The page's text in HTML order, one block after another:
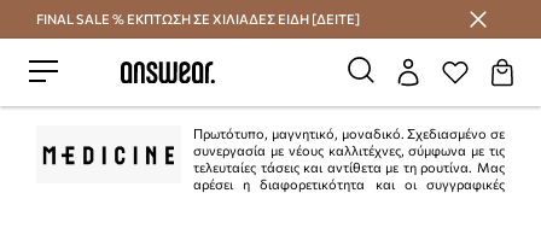
Εξοικονομήστε με το Answear Club
FINAL SALE % ΕΚΠΤΩΣΗ ΣΕ ΧΙΛΙΑΔΕΣ ΕΙΔΗ [ΔΕΙΤΕ]
Πρωτότυπο, μαγνητικό, μοναδικό. Σχεδιασμένο σε
συνεργασία με νέους καλλιτέχνες, σύμφωνα με τις
τελευταίες τάσεις και αντίθετα με τη ρουτίνα. Μας
αρέσει η διαφορετικότητα και οι συγγραφικές